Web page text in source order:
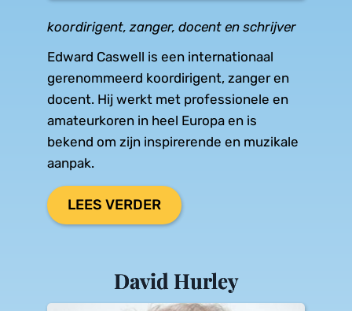
koordirigent, zanger, docent en schrijver
Edward Caswell is een internationaal
gerenommeerd koordirigent, zanger en
docent. Hij werkt met professionele en
amateurkoren in heel Europa en is
bekend om zijn inspirerende en muzikale
aanpak.
LEES VERDER
David Hurley